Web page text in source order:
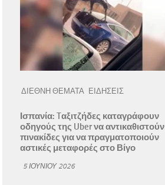
ΔΙΕΘΝΗ ΘΕΜΑΤΑ ΕΙΔΗΣΕΙΣ
Ισπανία: Tαξιτζήδες καταγράφουν
οδηγούς της Uber να αντικαθιστούν
πινακίδες για να πραγματοποιούν
αστικές μεταφορές στο Βίγο
5 ΙΟΥΝΊΟΥ 2026